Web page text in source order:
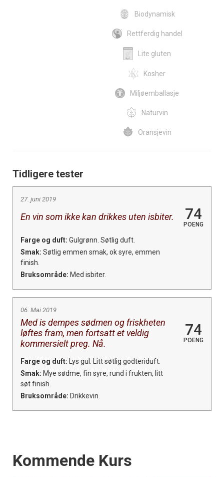
Biodynamisk
Rettferdig handel
Lite gluten
Kosher
Miljøemballasje
Naturvin
Oransjevin
Tidligere tester
27. juni 2019
En vin som ikke kan drikkes uten isbiter. 74
POENG
Farge og duft: Gulgrønn. Søtlig duft.
Smak: Søtlig emmen smak, ok syre, emmen
finish.
Bruksområde: Med isbiter.
06. Mai 2019
Med is dempes sødmen og friskheten
løftes fram, men fortsatt et veldig
kommersielt preg. Nå.
74
POENG
Farge og duft: Lys gul. Litt søtlig godteriduft.
Smak: Mye sødme, fin syre, rund i frukten, litt
søt finish.
Bruksområde: Drikkevin.
Events
Kommende Kurs